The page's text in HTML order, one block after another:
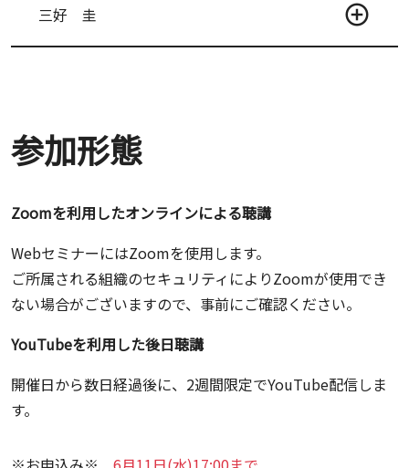
三好 圭
参加形態
Zoomを利用したオンラインによる聴講
WebセミナーにはZoomを使用します。
ご所属される組織のセキュリティによりZoomが使用でき
ない場合がございますので、事前にご確認ください。
YouTubeを利用した後日聴講
開催日から数日経過後に、2週間限定でYouTube配信しま
す。